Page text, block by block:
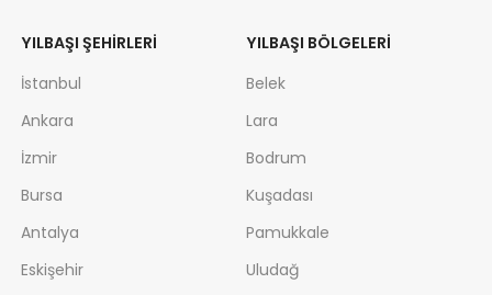
YILBAŞI ŞEHIRLERI
İstanbul
Ankara
İzmir
Bursa
Antalya
Eskişehir
YILBAŞI BÖLGELERI
Belek
Lara
Bodrum
Kuşadası
Pamukkale
Uludağ